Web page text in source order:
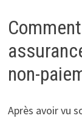
non-
Après avoir vu